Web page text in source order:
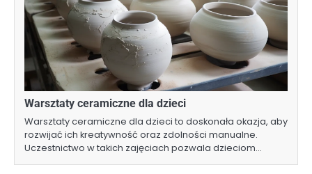
Warsztaty ceramiczne dla dzieci
Warsztaty ceramiczne dla dzieci to doskonała okazja, aby
rozwijać ich kreatywność oraz zdolności manualne.
Uczestnictwo w takich zajęciach pozwala dzieciom…